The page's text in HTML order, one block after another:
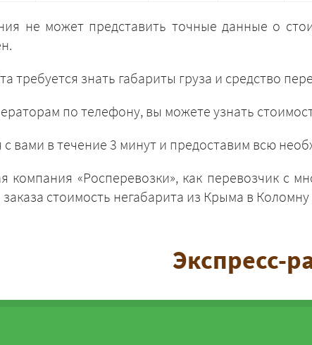
не может представить точные данные о
требуется знать габариты груза и средство
по телефону, вы можете узнать
вами в течение 3 минут и предоставим всю
компания «Росперевозки», как перевозчик с
стоимость негабарита из Крыма в
Экспресс-